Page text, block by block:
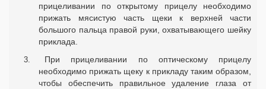
прицеливании по открытому прицелу необходимо
прижать мясистую часть щеки к верхней части
большого пальца правой руки, охватывающего шейку
приклада.
При прицеливании по оптическому прицелу
необходимо прижать щеку к прикладу таким образом,
чтобы обеспечить правильное удаление глаза от